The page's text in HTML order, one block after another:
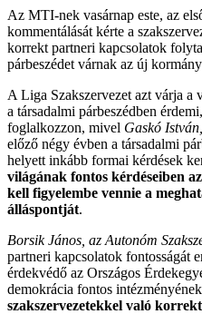
Az MTI-nek vasárnap este, az
kommentálását kérte a
korrekt partneri kapcsolatok
párbeszédet várnak az új
A Liga Szakszervezet azt várja a
a társadalmi párbeszédben
foglalkozzon, mivel Gaskó
előző négy évben a társadalmi
helyett inkább formai kérdések
világának fontos kérdéseiben
kell figyelembe vennie a
álláspontját.
Borsik János, az Autonóm
partneri kapcsolatok fontosságát
érdekvédő az Országos
demokrácia fontos
szakszervezetekkel való